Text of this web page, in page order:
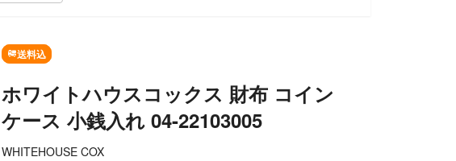
SOLD OUT
送料込
ホワイトハウスコックス 財布 コイン
ケース 小銭入れ 04-22103005
WHITEHOUSE COX